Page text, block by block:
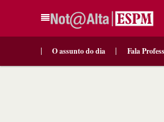
O assunto do dia Fala